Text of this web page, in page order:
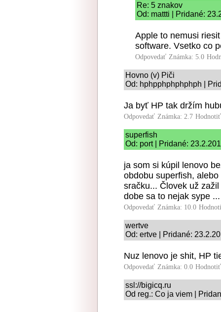
Re: 5 znakov
Od: mattti | Pridané:
Apple to nemusi
software. Vsetko co
Odpovedať Známka: 5.0
Hovno (v) Piči
Od: hphpphphphphph |
Ja byť HP tak držím
Odpovedať Známka: 2.7
superfish
Od: port | Pridané:
ja som si kúpil lenovo
obdobu superfish,
sračku... Človek už
dobe sa to nejak sype ...
Odpovedať Známka: 10.0
wertve
Od: ertve | Pridané:
Nuz lenovo je shit, HP
Odpovedať Známka: 0.0
ssl://bigicq.ru
Od reg.: Co ja viem |